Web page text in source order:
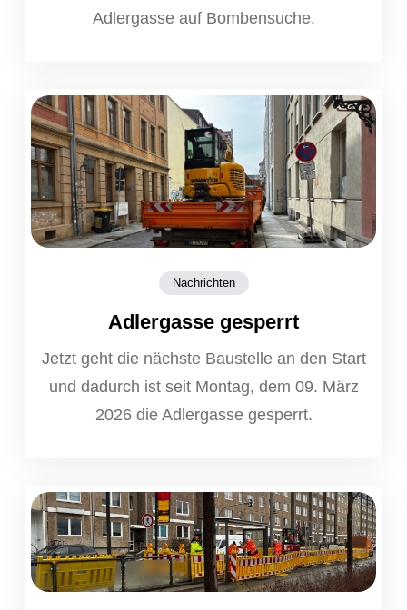
Adlergasse auf Bombensuche.
Nachrichten
Adlergasse gesperrt
Jetzt geht die nächste Baustelle an den Start
und dadurch ist seit Montag, dem 09. März
2026 die Adlergasse gesperrt.